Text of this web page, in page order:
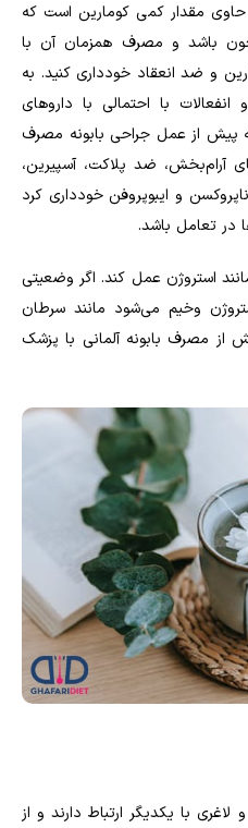
حاوی مقدار کمی کومارین است که
خون باشد و مصرف همزمان آن با
و ضد انعقاد خودداری کنید. به
با احتمالی با داروهای
توصیه می‌شود از ۲ هفته پیش از عمل جراحی بابونه مصرف
آرام‌بخش، ضد پلاکت، آسپیرین،
و ایبوپروفن خودداری کرد
در تعامل باشد.
استروژن عمل کند. اگر وضعیتی
وخیم می‌شود مانند سرطان
از مصرف بابونه آلمانی با پزشک
با یکدیگر ارتباط دارند و از